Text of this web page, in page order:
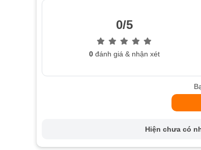
0/5
0đánh giá & nhận xét
Hiện chưa có